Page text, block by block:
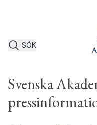
SÖK
Svenska